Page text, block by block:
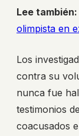
Lee también:
olimpista en
Los
contra su
nunca fue
testimonios
coacusados